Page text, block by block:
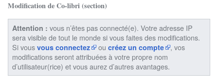
Modification de Co-libri (section)
Attention : vous n’êtes pas connecté(e). Votre adresse IP
sera visible de tout le monde si vous faites des modifications.
Si vous vous connectez ou créez un compte
, vos
modifications seront attribuées à votre propre nom
d’utilisateur(rice) et vous aurez d’autres avantages.